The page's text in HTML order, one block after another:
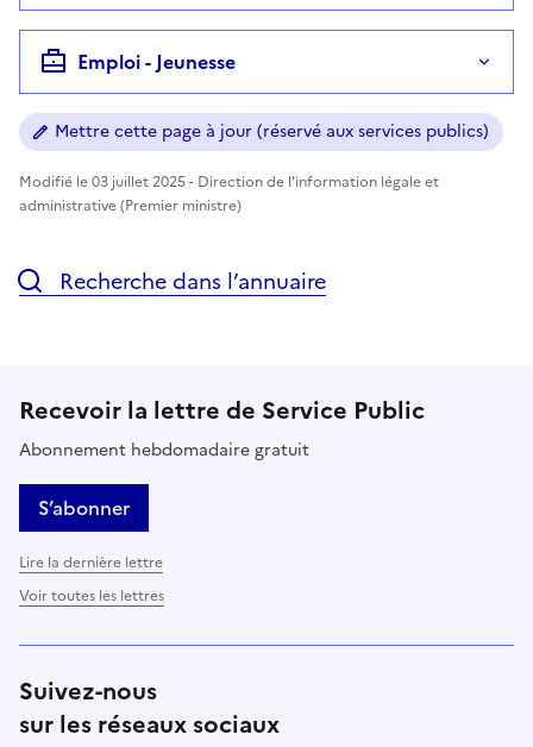
Emploi - Jeunesse
Mettre cette page à jour (réservé aux services publics)
Modifié le 03 juillet 2025 - Direction de l'information légale et
administrative (Premier ministre)
Recherche dans l’annuaire
Recevoir la lettre de Service Public
Abonnement hebdomadaire gratuit
S’abonner
Lire la dernière lettre
Voir toutes les lettres
Suivez-nous
sur les réseaux sociaux